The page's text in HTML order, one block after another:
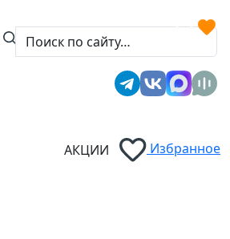
АКЦИИ Избранное